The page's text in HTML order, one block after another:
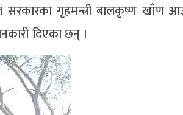
सरकारका गृहमन्त्री बालकृष्ण खाँण
दिएका छन् ।